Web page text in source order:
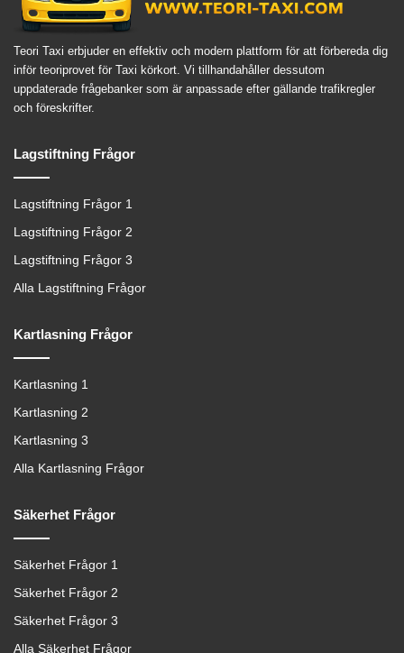
Teori Taxi erbjuder en effektiv och modern plattform för att förbereda dig
inför teoriprovet för Taxi körkort. Vi tillhandahåller dessutom
uppdaterade frågebanker som är anpassade efter gällande trafikregler
och föreskrifter.
Lagstiftning Frågor
Lagstiftning Frågor 1
Lagstiftning Frågor 2
Lagstiftning Frågor 3
Alla Lagstiftning Frågor
Kartlasning Frågor
Kartlasning 1
Kartlasning 2
Kartlasning 3
Alla Kartlasning Frågor
Säkerhet Frågor
Säkerhet Frågor 1
Säkerhet Frågor 2
Säkerhet Frågor 3
Alla Säkerhet Frågor